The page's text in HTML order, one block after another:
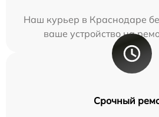
Наш курьер в Краснодаре
ваше устройство на
Срочный